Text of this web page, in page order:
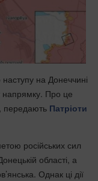
наступу на Донеччині
напрямку. Про це
передають Патріоти
російських сил
області, а
Однак ці дії